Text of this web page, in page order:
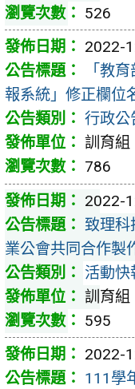
526
2022-
「教
報系統」修正欄位
行政公
訓育組
786
2022-
致理科
業公會共同合作製
活動快
訓育組
595
2022-
111學